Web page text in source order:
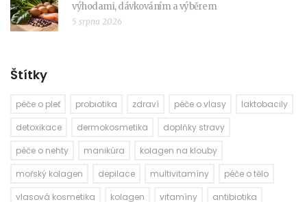
výhodami, dávkováním a výběrem
5 srpna 2026
Štítky
péče o pleť probiotika zdraví péče o vlasy
laktobacily
detoxikace
dermokosmetika
doplňky stravy
péče o nehty
manikúra
kolagen na klouby
mořský kolagen
depilace multivitamíny
péče o tělo
vlasová kosmetika
kolagen vitamíny
antibiotika